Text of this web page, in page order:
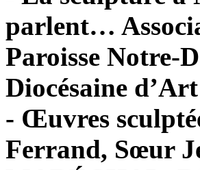
parlent…
Paroisse Notre-
Diocésaine
- Œuvres
Ferrand, Sœur